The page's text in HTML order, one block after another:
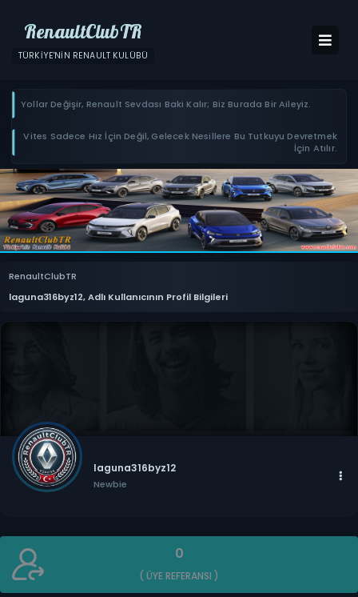
RenaultClubTR
TÜRKIYE'NIN RENAULT KULÜBÜ
Yollar Değişir, Renault Sevdası Baki Kalır; Biz Burada Bir Aileyiz.
Vites Sadece Hız İçin Değil, Gelecek Nesillere Bu Tutkuyu Devretmek
İçin Atılır.
RenaultClubTR
laguna316byz12, Adlı Kullanıcının Profil Bilgileri
laguna316byz12
Newbie
0
( ÜYE REFERANSI )